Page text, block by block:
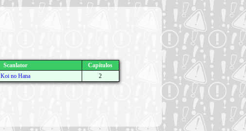
Scanlator
Capítulos
Koi no Hana
2